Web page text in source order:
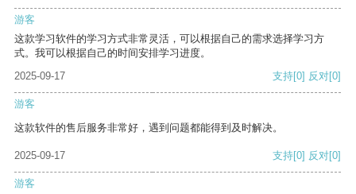
游客
这款学习软件的学习方式非常灵活，可以根据自己的需求选择学习方
式。我可以根据自己的时间安排学习进度。
2025-09-17
支持[0] 反对[0]
游客
这款软件的售后服务非常好，遇到问题都能得到及时解决。
2025-09-17 支持[0] 反对[0]
游客